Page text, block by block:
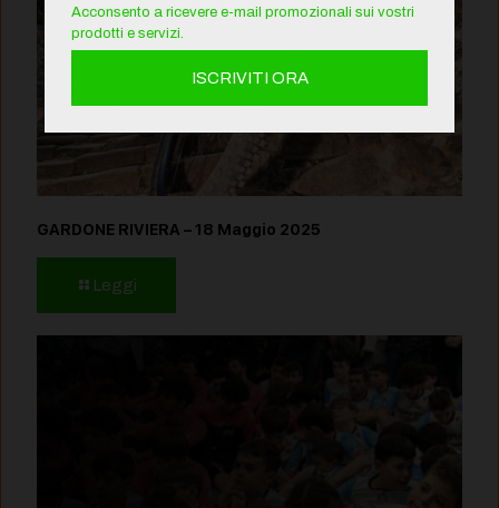
GARDONE RIVIERA – 18 Maggio 2025
Leggi
Acconsento a ricevere e-mail promozionali sui vostri
prodotti e servizi.